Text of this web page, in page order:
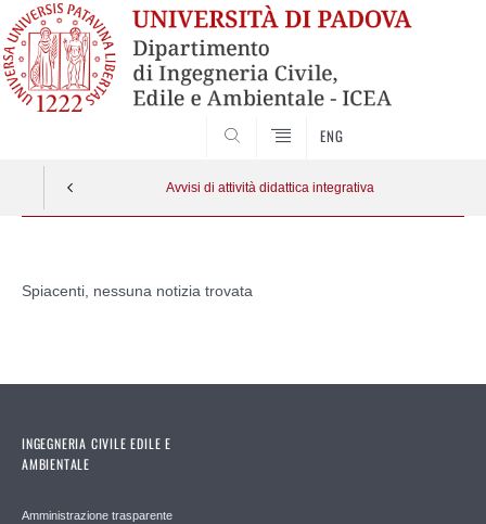
ENG
Avvisi di attività didattica integrativa
contenuto
Spiacenti, nessuna notizia trovata
INGEGNERIA CIVILE EDILE E
AMBIENTALE
Amministrazione trasparente